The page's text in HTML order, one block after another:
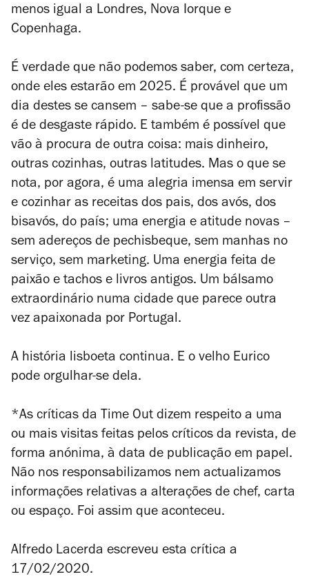
menos igual a Londres, Nova Iorque e
Copenhaga.
É verdade que não podemos saber, com certeza,
onde eles estarão em 2025. É provável que um
dia destes se cansem – sabe-se que a profissão
é de desgaste rápido. E também é possível que
vão à procura de outra coisa: mais dinheiro,
outras cozinhas, outras latitudes. Mas o que se
nota, por agora, é uma alegria imensa em servir
e cozinhar as receitas dos pais, dos avós, dos
bisavós, do país; uma energia e atitude novas –
sem adereços de pechisbeque, sem manhas no
serviço, sem marketing. Uma energia feita de
paixão e tachos e livros antigos. Um bálsamo
extraordinário numa cidade que parece outra
vez apaixonada por Portugal.
A história lisboeta continua. E o velho Eurico
pode orgulhar-se dela.
*As críticas da Time Out dizem respeito a uma
ou mais visitas feitas pelos críticos da revista, de
forma anónima, à data de publicação em papel.
Não nos responsabilizamos nem actualizamos
informações relativas a alterações de chef, carta
ou espaço. Foi assim que aconteceu.
Alfredo Lacerda escreveu esta crítica a
17/02/2020.